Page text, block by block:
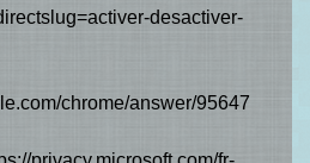
desactiver-
chrome/answer/95647